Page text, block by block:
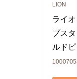
LION
ライ
プス
ルド